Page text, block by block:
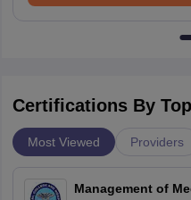
Certifications By
Most Viewed Providers
Management of